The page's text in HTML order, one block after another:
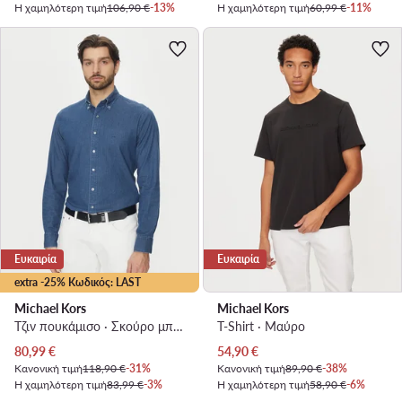
Η χαμηλότερη τιμή106,90 €-13%
Η χαμηλότερη τιμή60,99 €-11%
extra -25% Κωδικός: LAST
Ευκαιρία
Michael Kors
Τζιν πουκάμισο · Σκούρο μπλε · Slim Fit
Τρέχουσα τιμή
80,99€
Κανονική τιμή118,90 €-31%
Η χαμηλότερη τιμή83,99 €-3%
Ευκαιρία
Michael Kors
T-Shirt · Μαύρο
Τρέχουσα τιμή
54,90€
Κανονική τιμή89,90 €-38%
Η χαμηλότερη τιμή58,90 €-6%